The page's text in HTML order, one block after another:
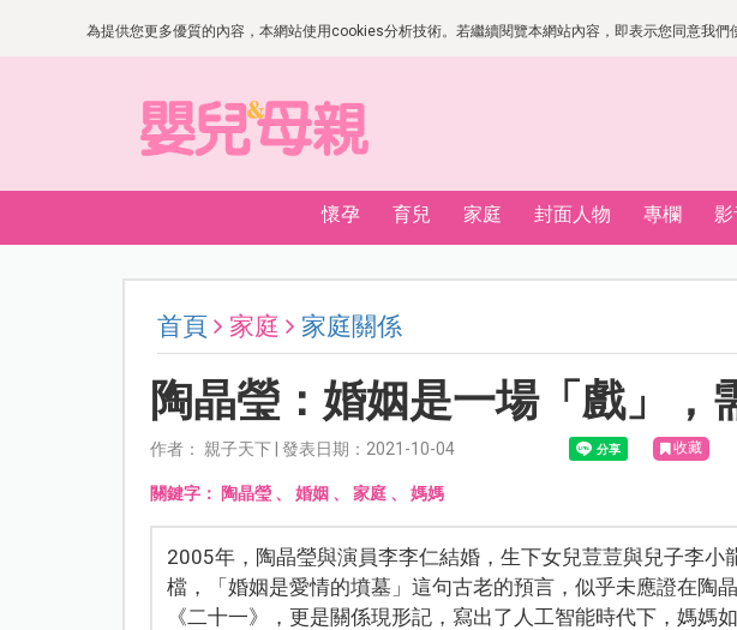
為提供您更多優質的內容，本網站使用cookies分析技術。若繼續閱覽本網站內容，即表示您同意我
懷孕 育兒 家庭 封面人物 專欄 影
首頁 家庭 家庭關係
陶晶瑩：婚姻是一場「戲」，
作者： 親子天下 | 發表日期：2021-10-04 收藏
關鍵字： 陶晶瑩、 婚姻 、 家庭、 媽媽
2005年，陶晶瑩與演員李李仁結婚，生下女兒荳荳與兒子李小
檔，「婚姻是愛情的墳墓」這句古老的預言，似乎未應證在陶
《二十一》，更是關係現形記，寫出了人工智能時代下，媽媽